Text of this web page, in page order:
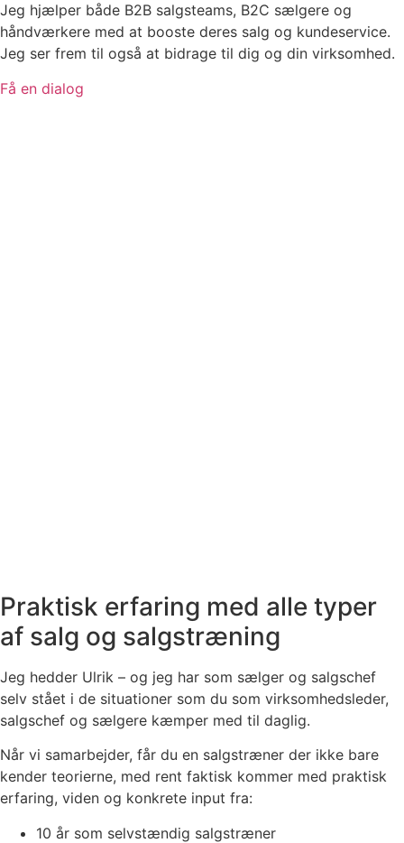
Jeg hjælper både B2B salgsteams, B2C sælgere og
håndværkere med at booste deres salg og kundeservice.
Jeg ser frem til også at bidrage til dig og din virksomhed.
Få en dialog
Praktisk erfaring med alle typer
af salg og salgstræning
Jeg hedder Ulrik – og jeg har som sælger og salgschef
selv stået i de situationer som du som virksomhedsleder,
salgschef og sælgere kæmper med til daglig.
Når vi samarbejder, får du en salgstræner der ikke bare
kender teorierne, med rent faktisk kommer med praktisk
erfaring, viden og konkrete input fra:
10 år som selvstændig salgstræner